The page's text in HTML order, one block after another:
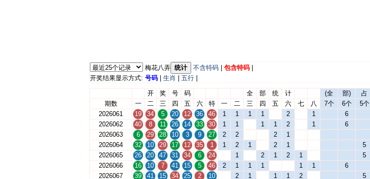
梅花八弄 统计 不含特码 包含特码
开奖结果显示方式: 号码 生肖 五行
开 奖 号 码 全 部 统 计 (全 部) 占
期数
一 二 三 四 五 六 特 一 二 三 四 五 六 七 八 7个 6个 5个
2026061
19 34 5 20 12 36 46 1 1 1 1 2 1 6
2026062
40 8 11 26 14 33 30 1 1 1 1 2 1 6
2026063
6 29 28 10 3 9 27 2 2 2 1
2026064
32 10 29 17 12 35 1 1 2 1 2 1 5
2026065
26 20 47 31 34 6 24 1 2 1 2 1 5
2026066
16 10 7 41 15 5 46 2 1 1 1 1 1 6
2026067
39 41 15 34 25 2 10 2 1 1 1 2 5